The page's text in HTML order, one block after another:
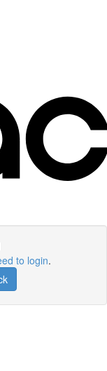
to login.